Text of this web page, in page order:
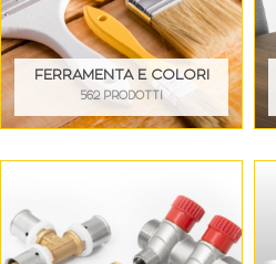
FERRAMENTA E COLORI
562 PRODOTTI